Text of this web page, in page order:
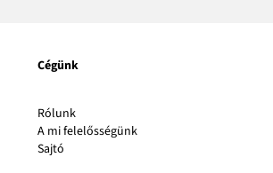
Cégünk
RólunkA
link
A mi felelősségünkA
Sajtó